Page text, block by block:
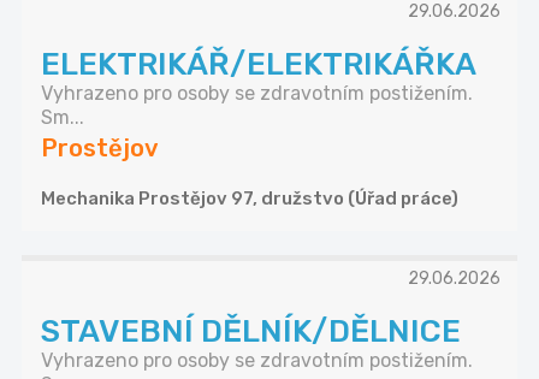
29.06.2026
ELEKTRIKÁŘ/ELEKTRIKÁŘKA
Vyhrazeno pro osoby se zdravotním postižením.
Sm...
Prostějov
Mechanika Prostějov 97, družstvo (Úřad práce)
29.06.2026
STAVEBNÍ DĚLNÍK/DĚLNICE
Vyhrazeno pro osoby se zdravotním postižením.